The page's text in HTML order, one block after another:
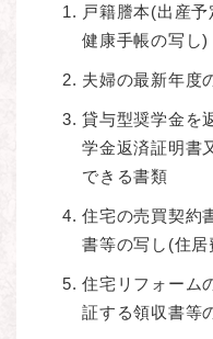
戸籍謄本(出産
健康手帳の写し)
夫婦の最新年度
貸与型奨学金を
学金返済証明書
できる書類
住宅の売買契約
書等の写し(住
住宅リフォーム
証する領収書等